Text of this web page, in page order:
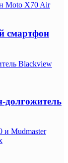
Moto X70 Air
смартфон
Blackview
долгожитель
и Mudmaster